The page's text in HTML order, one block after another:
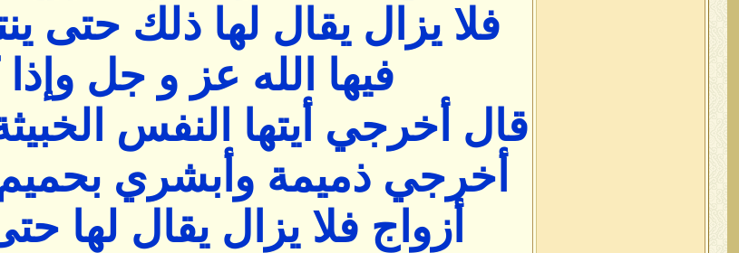
فلا يزال يقال لها ذلك حتى
فيها الله عز و جل
قال أخرجي أيتها النفس
أخرجي ذميمة وأبشري
أزواج فلا يزال يقال لها